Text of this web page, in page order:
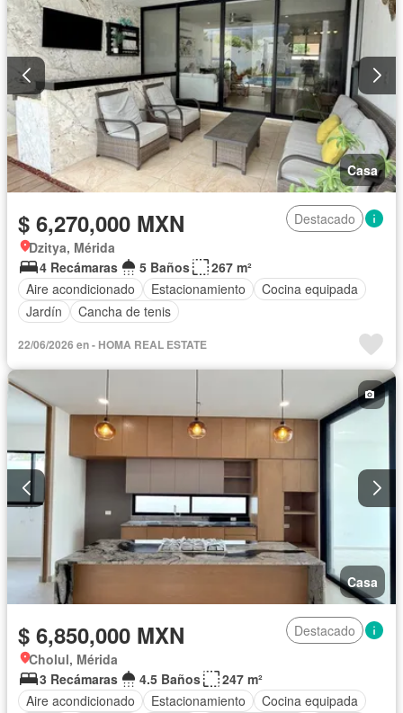
Casa
$ 6,270,000 MXN
Destacado
Dzitya, Mérida
4 Recámaras
5 Baños
267 m²
Aire acondicionado
Estacionamiento
Cocina equipada
Jardín
Cancha de tenis
22/06/2026 en - HOMA REAL ESTATE
Casa
$ 6,850,000 MXN
Destacado
Cholul, Mérida
3 Recámaras
4.5 Baños
247 m²
Aire acondicionado
Estacionamiento
Cocina equipada